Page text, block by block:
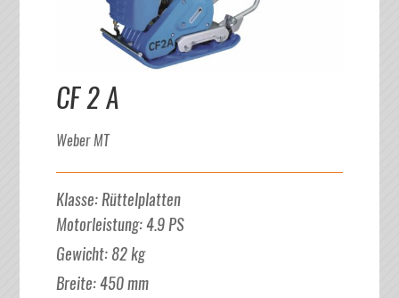
CF 2 A
Weber MT
Klasse:Rüttelplatten
Motorleistung:4.9PS
Gewicht: 82kg
Breite:450mm